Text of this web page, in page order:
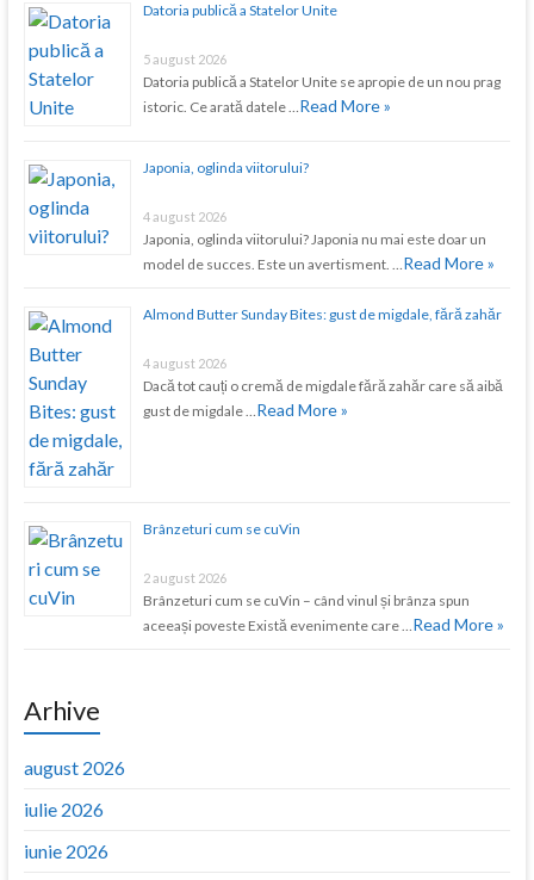
Datoria publică a Statelor Unite
5 august 2026
Datoria publică a Statelor Unite se apropie de un nou prag
istoric. Ce arată datele …Read More »
Japonia, oglinda viitorului?
4 august 2026
Japonia, oglinda viitorului? Japonia nu mai este doar un
model de succes. Este un avertisment. …Read More »
Almond Butter Sunday Bites: gust de migdale, fără zahăr
4 august 2026
Dacă tot cauți o cremă de migdale fără zahăr care să aibă
gust de migdale …Read More »
Brânzeturi cum se cuVin
2 august 2026
Brânzeturi cum se cuVin – când vinul și brânza spun
aceeași poveste Există evenimente care …Read More »
Arhive
august 2026
iulie 2026
iunie 2026